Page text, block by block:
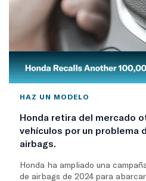
HAZ UN MODELO
Honda retira del mercado
vehículos por un problema
airbags.
Honda ha ampliado una
de airbags de 2024 para